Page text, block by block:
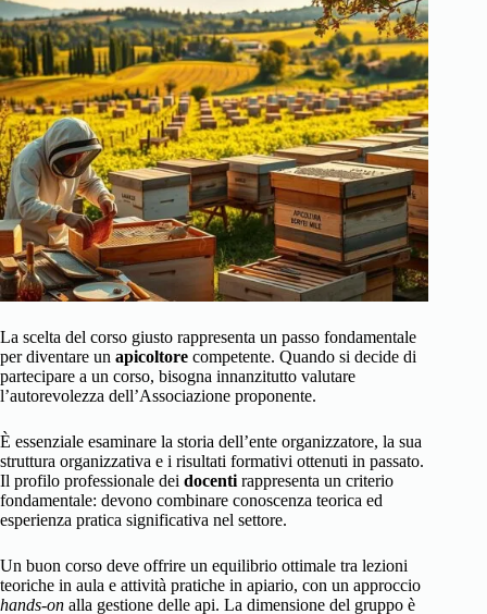
La scelta del corso giusto rappresenta un passo fondamentale
per diventare un apicoltore competente. Quando si decide di
partecipare a un corso, bisogna innanzitutto valutare
l’autorevolezza dell’Associazione proponente.
È essenziale esaminare la storia dell’ente organizzatore, la sua
struttura organizzativa e i risultati formativi ottenuti in passato.
Il profilo professionale dei docenti rappresenta un criterio
fondamentale: devono combinare conoscenza teorica ed
esperienza pratica significativa nel settore.
Un buon corso deve offrire un equilibrio ottimale tra lezioni
teoriche in aula e attività pratiche in apiario, con un approccio
hands-on alla gestione delle api. La dimensione del gruppo è